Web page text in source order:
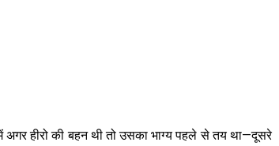
अगर हीरो की बहन थी तो उसका भाग्य पहले से तय था—दूसरे